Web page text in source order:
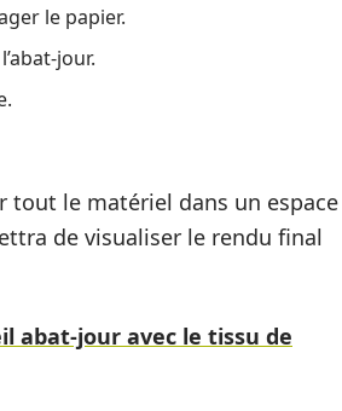
le papier.
jour.
tout le matériel dans un espace
de visualiser le rendu final
abat-jour avec le tissu de